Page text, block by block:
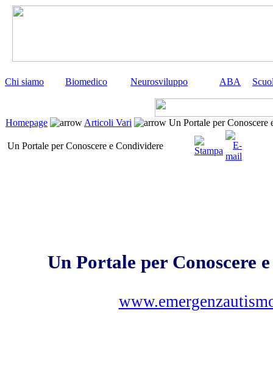
Chi siamo Biomedico Neurosviluppo ABA
Homepage Articoli Vari Un Portale per Conoscere
Un Portale per Conoscere e Condividere
Un Portale per Conoscere